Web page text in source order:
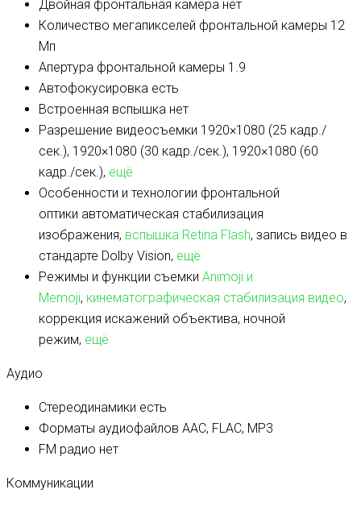
Двойная фронтальная камера нет
Количество мегапикселей фронтальной камеры 12
Мп
Апертура фронтальной камеры 1.9
Автофокусировка есть
Встроенная вспышка нет
Разрешение видеосъемки 1920×1080 (25 кадр./
сек.), 1920×1080 (30 кадр./сек.), 1920×1080 (60
кадр./сек.), ещё
Особенности и технологии фронтальной
оптики автоматическая стабилизация
изображения, вспышка Retina Flash, запись видео в
стандарте Dolby Vision, ещё
Режимы и функции съемки Animoji и
Memoji, кинематографическая стабилизация видео,
коррекция искажений объектива, ночной
режим, ещё
Аудио
Стереодинамики есть
Форматы аудиофайлов AAC, FLAC, MP3
FM радио нет
Коммуникации